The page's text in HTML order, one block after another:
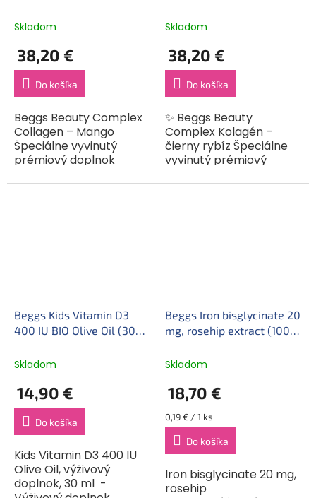
Skladom
38,20 €
Do košíka
Beggs Beauty Complex
Collagen – Mango
Špeciálne vyvinutý
prémiový doplnok
starostlivosť o krásu – s
Skladom
38,20 €
Do košíka
✨ Beggs Beauty
Complex Kolagén –
čierny rybíz Špeciálne
vyvinutý prémiový
komplexnú starostlivosť
Beggs Kids Vitamin D3
400 IU BIO Olive Oil (30
Skladom
14,90 €
Do košíka
Kids Vitamin D3 400 IU
Olive Oil, výživový
doplnok, 30 ml -
Beggs Iron bisglycinate 20
mg, rosehip extract (100
Skladom
18,70 €
Jednotková
cena:
0,19 € / 1 ks
Do košíka
Iron bisglycinate 20 mg,
rosehip